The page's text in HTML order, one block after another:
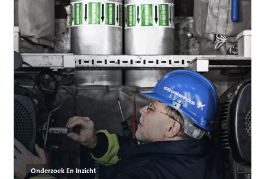
Onderzoek En Inzicht